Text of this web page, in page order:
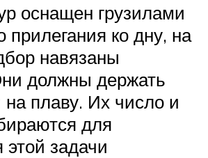
оснащен грузилами
прилегания ко дну, на
навязаны
должны держать
на плаву. Их число и
для
задачи